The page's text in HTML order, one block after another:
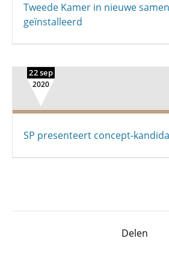
Tweede Kamer in nieuwe
geïnstalleerd
22 sep
2020
SP presenteert concept-
Delen